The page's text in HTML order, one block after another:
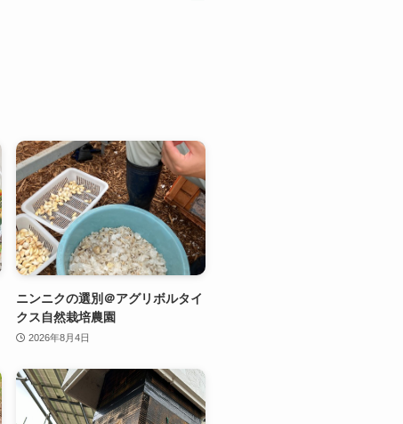
ニンニクの選別＠アグリボルタイ
クス自然栽培農園
2026年8月4日